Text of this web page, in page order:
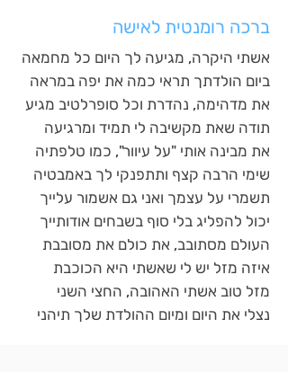
ברכה רומנטית לאישה
אשתי היקרה, מגיעה לך היום כל מחמאה
ביום הולדתך תראי כמה את יפה במראה
את מדהימה, נהדרת וכל סופרלטיב מגיע
תודה שאת מקשיבה לי תמיד ומרגיעה
את מבינה אותי "על עיוור", כמו טלפתיה
שימי הרבה קצף ותתפנקי לך באמבטיה
תשמרי על עצמך ואני גם אשמור עלייך
יכול להפליג בלי סוף בשבחים אודותייך
העולם מסתובב, את כולם את מסובבת
איזה מזל יש לי שאשתי היא הכוכבת
מזל טוב אשתי האהובה, החצי השני
נצלי את היום ומיום ההולדת שלך תיהני